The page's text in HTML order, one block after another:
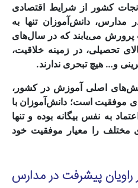
نجات کشور از شرایط اقتصادی
مدارس، دانش‌آموزان تنها به
می‌یابند که در سال‌های
تحصیلی، در زمینه خلاقیت،
و… هیچ تبحری ندارند.
اصلی آموزش در کشور،
است؛ دانش‌آموزان با
به نفس بیگانه بوده و تنها
را معیار موفقیت خود
پیشرفت در مدارس